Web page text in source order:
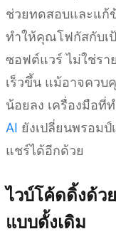
ช่วยทดสอบและแก้
ทำให้คุณโฟกัสกับเ
ซอฟต์แวร์ ไม่ใช่รา
เร็วขึ้น แม้อาจควบ
น้อยลง เครื่องมือที่
AI ยังเปลี่ยนพรอม
แชร์ได้อีกด้วย
ไวบ์โค้ดดิ้งด้ว
แบบดั้งเดิม